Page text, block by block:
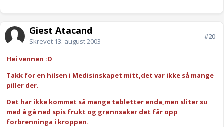
Gjest Atacand
Skrevet 13. august 2003
#20
Hei vennen :D
Takk for en hilsen i Medisinskapet mitt,det var ikke så mange
piller der.
Det har ikke kommet så mange tabletter enda,men sliter su
med å gå ned spis frukt og grønnsaker det får opp
forbrenninga i kroppen.